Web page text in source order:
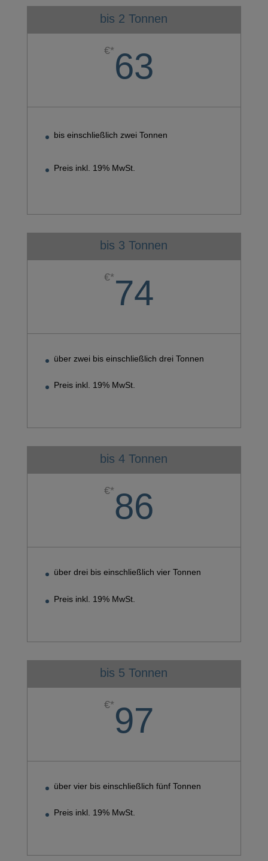
bis 2 Tonnen
€*63
bis einschließlich zwei Tonnen
Preis inkl. 19% MwSt.
bis 3 Tonnen
€*74
über zwei bis einschließlich drei Tonnen
Preis inkl. 19% MwSt.
bis 4 Tonnen
€*86
über drei bis einschließlich vier Tonnen
Preis inkl. 19% MwSt.
bis 5 Tonnen
€*97
über vier bis einschließlich fünf Tonnen
Preis inkl. 19% MwSt.